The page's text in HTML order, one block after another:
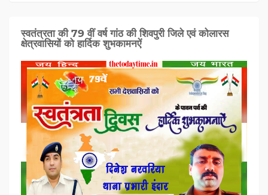
स्वतंत्रता की 79 वीं वर्ष गांठ की शिवपुरी जिले एवं कोलारस
क्षेत्रवासियों को हार्दिक शुभकामनऐं